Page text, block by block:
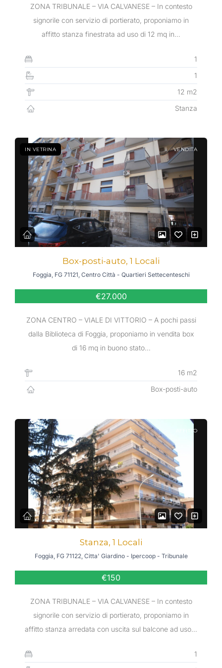
ZONA TRIBUNALE – VIA CALVANESE – In contesto
signorile con servizio di portierato, proponiamo in
affitto stanza finestrata ad uso di 12 mq in…
1
1
12 m2
Stanza
IN VETRINA VENDITA
Box-posti-auto, 1 Locali
Foggia, FG 71121, Centro Città - Quartieri Settecenteschi
€27.000
ZONA CENTRO – VIALE DI VITTORIO – A pochi passi
dalla Biblioteca di Foggia, proponiamo in vendita box
di 16 mq in buono stato…
16 m2
Box-posti-auto
AFFITTO
Stanza, 1 Locali
Foggia, FG 71122, Citta' Giardino - Ipercoop - Tribunale
€150
ZONA TRIBUNALE – VIA CALVANESE – In contesto
signorile con servizio di portierato, proponiamo in
affitto stanza arredata con uscita sul balcone ad uso…
1